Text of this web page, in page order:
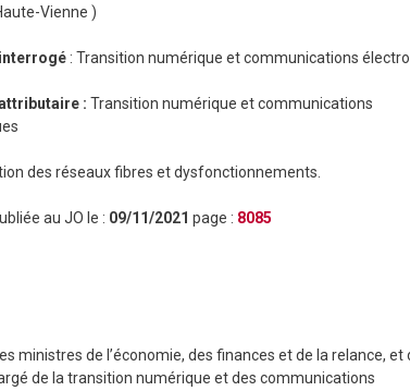
Vienne )
: Transition numérique et communications
: Transition numérique et communications
des réseaux fibres et dysfonctionnements.
au JO le : 09/11/2021 page : 8085
ministres de l’économie, des finances et de la relance, et
de la transition numérique et des communications